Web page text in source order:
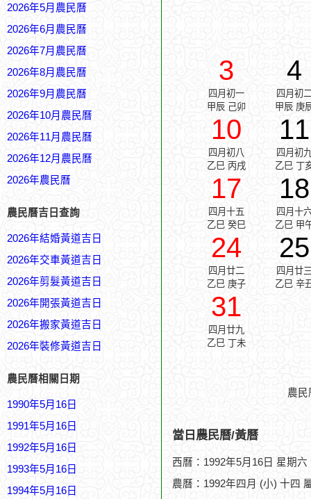
2026年5月農民曆
2026年6月農民曆
2026年7月農民曆
2026年8月農民曆
2026年9月農民曆
2026年10月農民曆
2026年11月農民曆
2026年12月農民曆
2026年農民曆
農民曆吉日查詢
2026年結婚黃道吉日
2026年交車黃道吉日
2026年剪髮黃道吉日
2026年開張黃道吉日
2026年搬家黃道吉日
2026年裝修黃道吉日
農民曆相關日期
1990年5月16日
1991年5月16日
1992年5月16日
1993年5月16日
1994年5月16日
3
四月初一
甲辰 己卯
4
四月初
甲辰 庚
10
四月初八
乙巳 丙戌
11
四月初
乙巳 丁
17
四月十五
乙巳 癸巳
18
四月十
乙巳 甲
24
四月廿二
乙巳 庚子
25
四月廿
乙巳 辛
31
四月廿九
乙巳 丁未
農
當日農民曆/黃曆
西曆：1992年5月16日 星期六
農曆：1992年四月 (小) 十四